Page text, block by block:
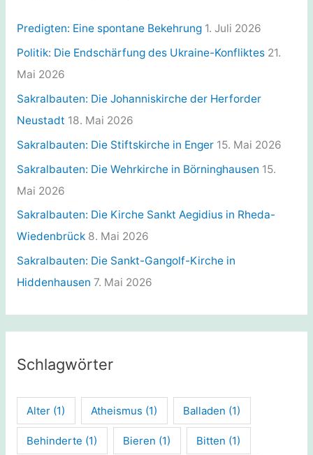
r
i
e
n
Predigten: Eine spontane Bekehrung 1. Juli 2026
Politik: Die Endschärfung des Ukraine-Konfliktes 21.
Mai 2026
Sakralbauten: Die Johanniskirche der Herforder
Neustadt 18. Mai 2026
Sakralbauten: Die Stiftskirche in Enger 15. Mai 2026
Sakralbauten: Die Wehrkirche in Börninghausen 15.
Mai 2026
Sakralbauten: Die Kirche Sankt Aegidius in Rheda-
Wiedenbrück 8. Mai 2026
Sakralbauten: Die Sankt-Gangolf-Kirche in
Hiddenhausen 7. Mai 2026
Schlagwörter
Alter (1) Atheismus (1) Balladen (1)
Behinderte (1) Bieren (1) Bitten (1)